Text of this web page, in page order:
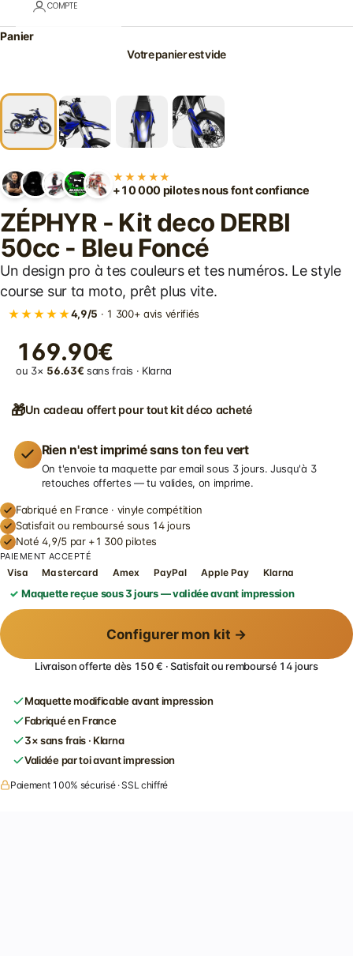
COMPTE
Panier
Votre panier est vide
★★★★★
+10 000 pilotes nous font confiance
ZÉPHYR - Kit deco DERBI
50cc - Bleu Foncé
Un design pro à tes couleurs et tes numéros. Le style
course sur ta moto, prêt plus vite.
★★★★★4,9/5 · 1 300+ avis vérifiés
169.90€
ou 3× 56.63€ sans frais · Klarna
🎁Un cadeau offert pour tout kit déco acheté
Rien n'est imprimé sans ton feu vert
On t'envoie ta maquette par email sous 3 jours. Jusqu'à 3
retouches offertes — tu valides, on imprime.
Fabriqué en France · vinyle compétition
Satisfait ou remboursé sous 14 jours
Noté 4,9/5 par +1 300 pilotes
PAIEMENT ACCEPTÉ
Visa Mastercard Amex PayPal Apple Pay Klarna
Maquette reçue sous 3 jours — validée avant impression
Configurer mon kit →
Livraison offerte dès 150 € · Satisfait ou remboursé 14 jours
Maquette modificable avant impression
Fabriqué en France
3× sans frais · Klarna
Validée par toi avant impression
Paiement 100% sécurisé · SSL chiffré